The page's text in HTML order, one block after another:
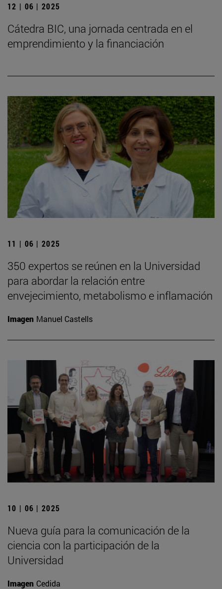
12 | 06 | 2025
Cátedra BIC, una jornada centrada en el
emprendimiento y la financiación
11 | 06 | 2025
350 expertos se reúnen en la Universidad
para abordar la relación entre
envejecimiento, metabolismo e inflamación
Imagen Manuel Castells
10 | 06 | 2025
Nueva guía para la comunicación de la
ciencia con la participación de la
Universidad
Imagen Cedida